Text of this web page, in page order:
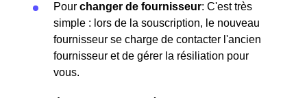
Pour changer de fournisseur: C'est très
simple : lors de la souscription, le nouveau
fournisseur se charge de contacter l'ancien
fournisseur et de gérer la résiliation pour
vous.